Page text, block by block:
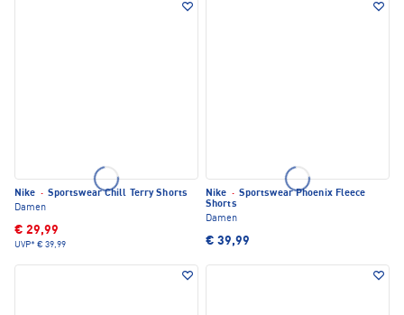
Nike · Sportswear Chill Terry Shorts
Damen
€ 29,99
UVP* € 39,99
Nike · Sportswear Phoenix Fleece
Shorts
Damen
€ 39,99